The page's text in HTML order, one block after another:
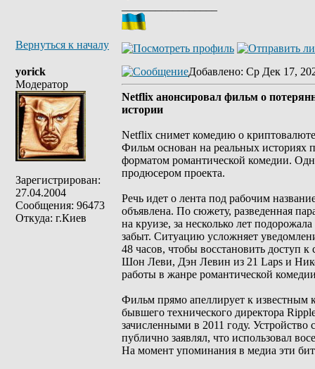
Вернуться к началу
yorick
Модератор
Зарегистрирован:
27.04.2004
Сообщения: 96473
Откуда: г.Киев
Добавлено: Ср Дек 17,
Netflix анонсировал фильм о
истории
Netflix снимет комедию о
Фильм основан на реальных историях
форматом романтической комедии.
продюсером проекта.
Речь идет о лента под рабочим
объявлена. По сюжету, разведенная
на круизе, за несколько лет
забыт. Ситуацию усложняет
48 часов, чтобы восстановить доступ
Шон Леви, Дэн Левин из 21 Laps и
работы в жанре романтической
Фильм прямо апеллирует к известным
бывшего технического директора
зачисленными в 2011 году.
публично заявлял, что использовал
На момент упоминания в медиа эти